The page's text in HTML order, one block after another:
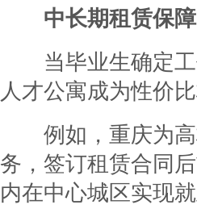
中长期租赁保障
当毕业生确定工
人才公寓成为性价
例如，重庆为高
务，签订租赁合同
内在中心城区实现